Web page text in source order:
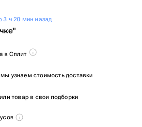
3 ч 20 мин назад
в Сплит
узнаем стоимость доставки
товар в свои подборки